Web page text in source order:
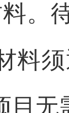
。
料
目无